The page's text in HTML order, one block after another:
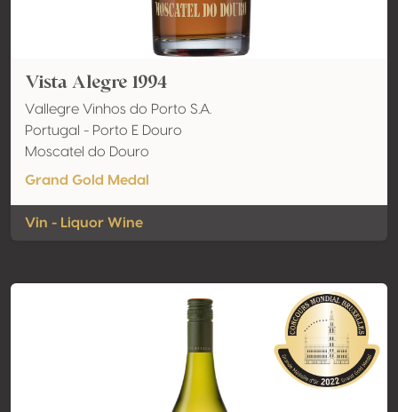
Vista Alegre 1994
Vallegre Vinhos do Porto S.A.
Portugal - Porto E Douro
Moscatel do Douro
Grand Gold Medal
Vin - Liquor Wine